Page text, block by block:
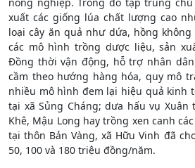
xuất các giống lúa chất lượng cao
loại cây ăn quả như dứa, hồng
các mô hình trồng dược liệu, sản
Đồng thời vận động, hỗ trợ nhân
cầm theo hướng hàng hóa, quy mô
nhiều mô hình đem lại hiệu quả kinh
tại xã Sủng Cháng; dưa hấu vụ Xuân
Khê, Mậu Long hay trồng xen canh
tại thôn Bản Vàng, xã Hữu Vinh đã
50, 100 và 180 triệu đồng/năm.